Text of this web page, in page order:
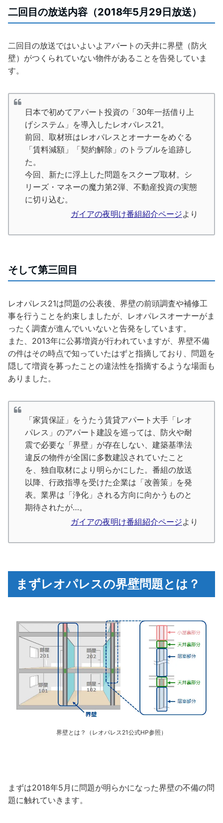
二回目の放送内容（2018年5月29日放送）
二回目の放送ではいよいよアパートの天井に界壁（防火
壁）がつくられていない物件があることを告発していま
す。
日本で初めてアパート投資の「30年一括借り上
げシステム」を導入したレオパレス21。
前回、取材班はレオパレスとオーナーをめぐる
「賃料減額」「契約解除」のトラブルを追跡し
た。
今回、新たに浮上した問題をスクープ取材。シ
リーズ・マネーの魔力第2弾、不動産投資の実態
に切り込む。
ガイアの夜明け番組紹介ページより
そして第三回目
レオパレス21は問題の公表後、界壁の前頭調査や補修工
事を行うことを約束しましたが、レオパレスオーナーがま
ったく調査が進んでいいないと告発をしています。
また、2013年に公募増資が行われていますが、界壁不備
の件はその時点で知っていたはずと指摘しており、問題を
隠して増資を募ったことの違法性を指摘するような場面も
ありました。
「家賃保証」をうたう賃貸アパート大手「レオ
パレス」のアパート建設を巡っては、防火や耐
震で必要な「界壁」が存在しない、建築基準法
違反の物件が全国に多数建設されていたこと
を、独自取材により明らかにした。番組の放送
以降、行政指導を受けた企業は「改善策」を発
表。業界は「浄化」される方向に向かうものと
期待されたが…。
ガイアの夜明け番組紹介ページより
まずレオパレスの界壁問題とは？
界壁とは？（レオパレス21公式HP参照）
まずは2018年5月に問題が明らかになった界壁の不備の問
題に触れていきます。